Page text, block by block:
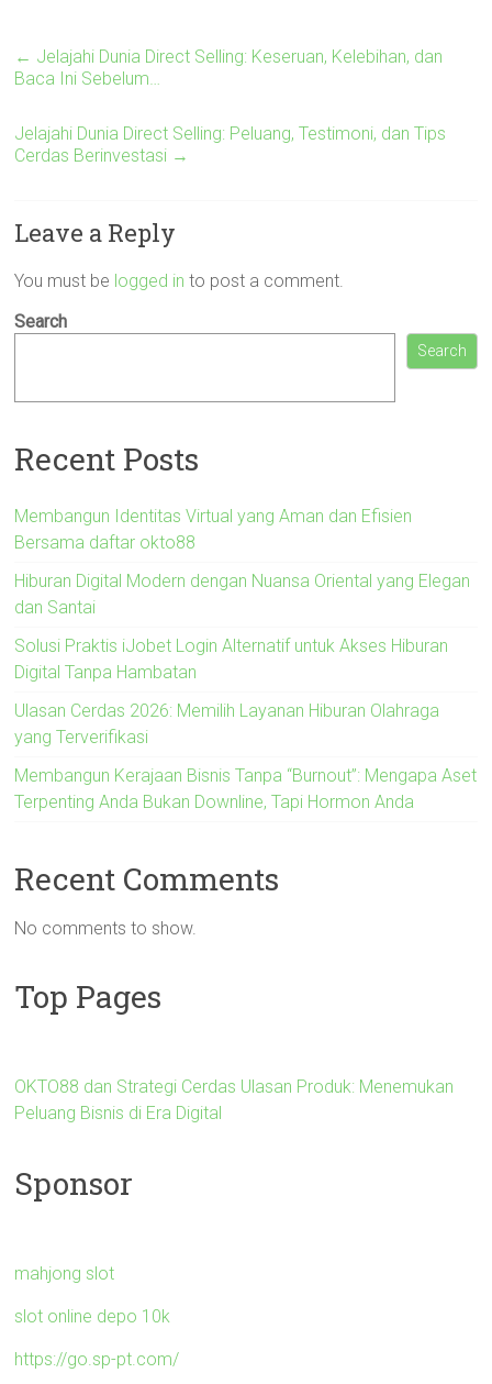
← Jelajahi Dunia Direct Selling: Keseruan, Kelebihan, dan
Baca Ini Sebelum…
Jelajahi Dunia Direct Selling: Peluang, Testimoni, dan Tips
Cerdas Berinvestasi →
Leave a Reply
You must be logged in to post a comment.
Search
Search
Recent Posts
Membangun Identitas Virtual yang Aman dan Efisien
Bersama daftar okto88
Hiburan Digital Modern dengan Nuansa Oriental yang Elegan
dan Santai
Solusi Praktis iJobet Login Alternatif untuk Akses Hiburan
Digital Tanpa Hambatan
Ulasan Cerdas 2026: Memilih Layanan Hiburan Olahraga
yang Terverifikasi
Membangun Kerajaan Bisnis Tanpa “Burnout”: Mengapa Aset
Terpenting Anda Bukan Downline, Tapi Hormon Anda
Recent Comments
No comments to show.
Top Pages
OKTO88 dan Strategi Cerdas Ulasan Produk: Menemukan
Peluang Bisnis di Era Digital
Sponsor
mahjong slot
slot online depo 10k
https://go.sp-pt.com/